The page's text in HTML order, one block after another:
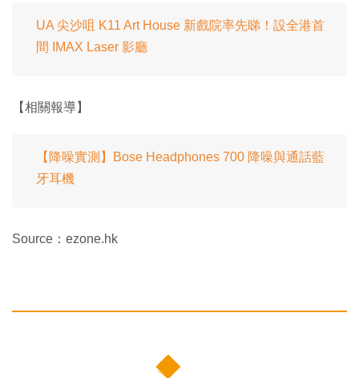
UA 尖沙咀 K11 Art House 新戲院率先睇！設全港首
間 IMAX Laser 影廳
【相關報導】
【降噪實測】Bose Headphones 700 降噪與通話藍
牙耳機
Source：ezone.hk